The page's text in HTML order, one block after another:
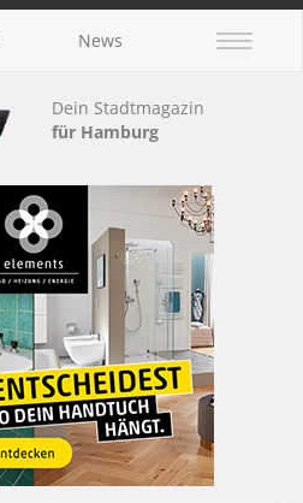
News
Dein Stadtmagazin
für Hamburg